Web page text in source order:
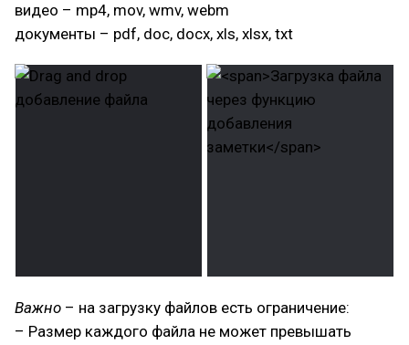
видео – mp4, mov, wmv, webm
документы – pdf, doc, docx, xls, xlsx, txt
Важно – на загрузку файлов есть ограничение:
– Размер каждого файла не может превышать